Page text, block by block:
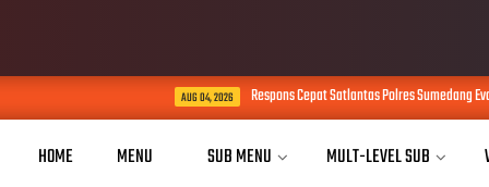
Respons Cepat Satlantas Polres Sumedang Evakuasi Bayi
HOME MENU SUB MENU MULT-LEVEL SUB